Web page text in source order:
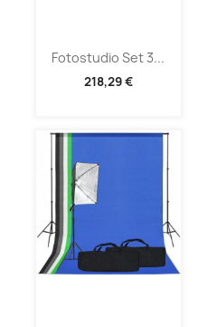
Fotostudio Set 3...
218,29 €